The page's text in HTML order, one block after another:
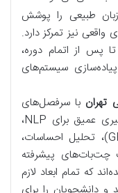
زبان طبیعی را پوشش
واقعی نیز تمرکز دارد.
پس از اتمام دوره،
سیستم‌های
تهران با سرفصل‌های
جامع و به روز، شامل مباحثی چون یادگیری عمیق برای NLP،
مدل‌های ترنسفورمر (مانند BERT و GPT)، تحلیل احساسات،
پیشرفته
که تمام ابعاد لازم